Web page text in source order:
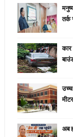
कार
उच्च
अब